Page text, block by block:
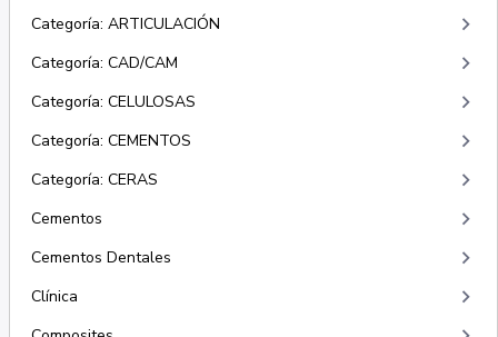
Categoría: ARTICULACIÓN keyboard_arrow_right
Categoría: CAD/CAM keyboard_arrow_right
Categoría: CELULOSAS keyboard_arrow_right
Categoría: CEMENTOS keyboard_arrow_right
Categoría: CERAS keyboard_arrow_right
Cementos keyboard_arrow_right
Cementos Dentales keyboard_arrow_right
Clínica keyboard_arrow_right